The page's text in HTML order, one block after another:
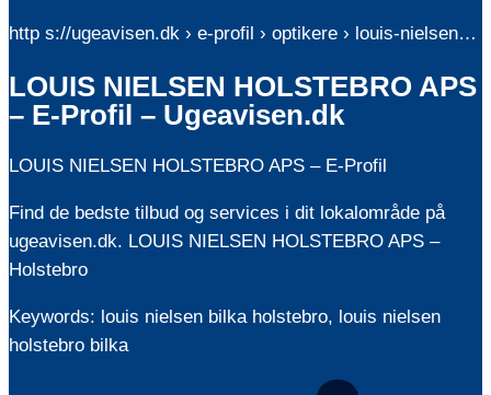
http s://ugeavisen.dk › e-profil › optikere › louis-nielsen…
LOUIS NIELSEN HOLSTEBRO APS
– E-Profil – Ugeavisen.dk
LOUIS NIELSEN HOLSTEBRO APS – E-Profil
Find de bedste tilbud og services i dit lokalområde på
ugeavisen.dk. LOUIS NIELSEN HOLSTEBRO APS –
Holstebro
Keywords: louis nielsen bilka holstebro, louis nielsen
holstebro bilka